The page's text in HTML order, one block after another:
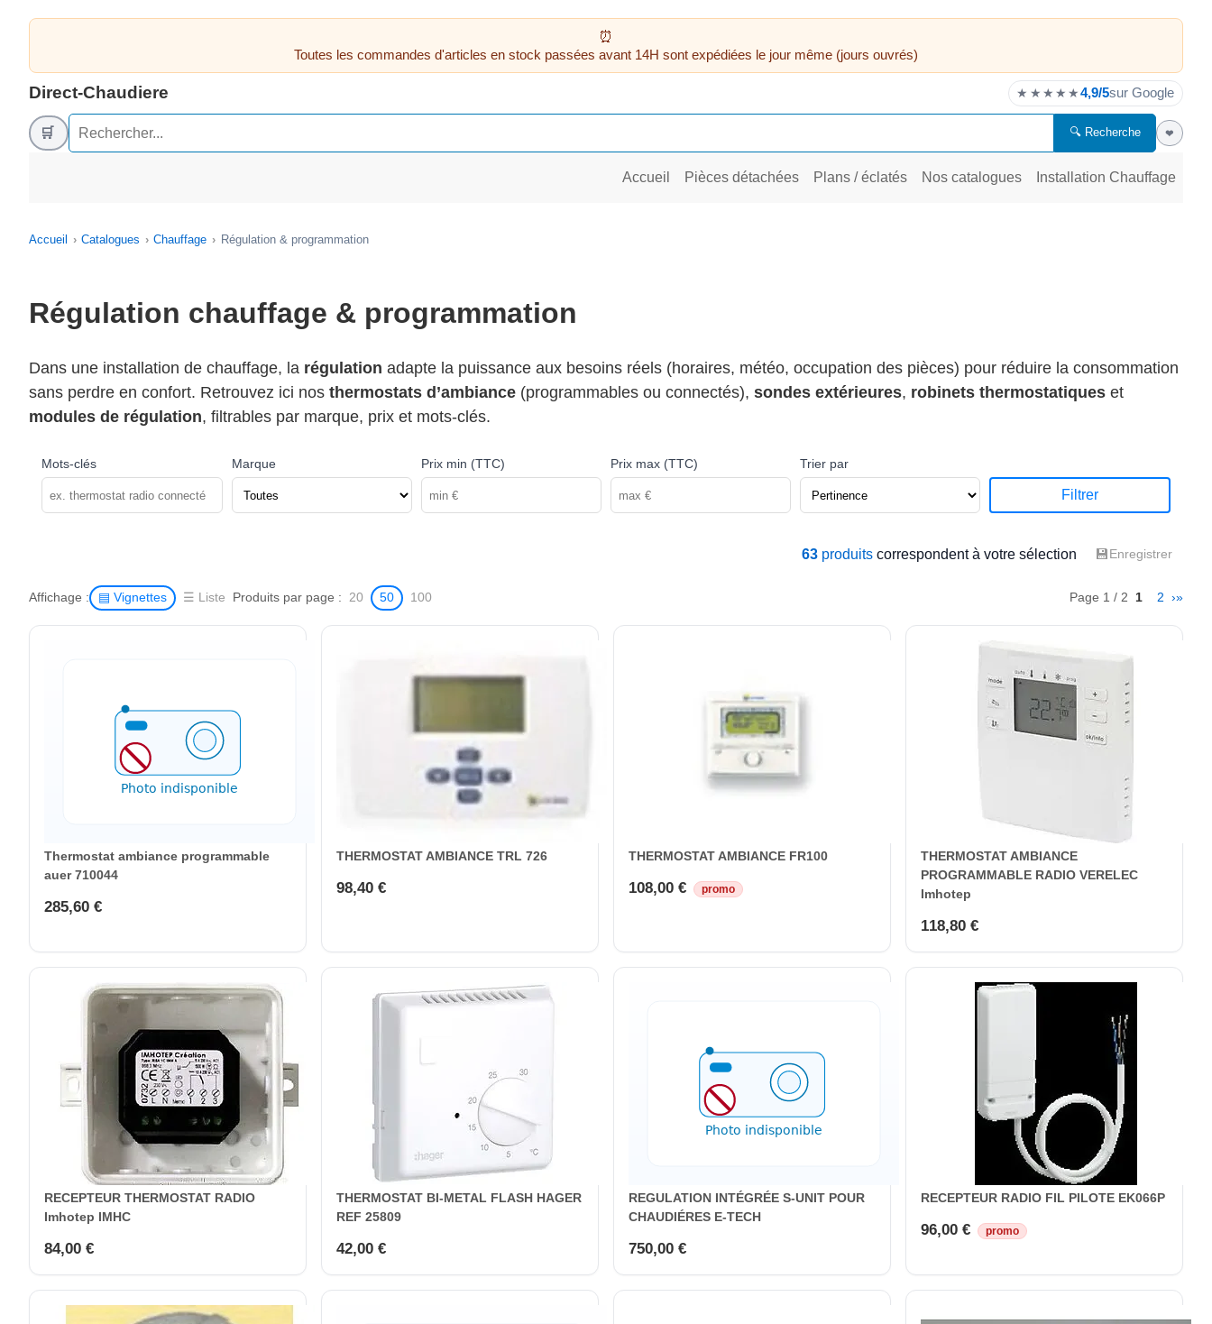
Toutes les commandes d'articles en stock passées avant 14H sont expédiées le jour même (jours ouvrés)
Direct-Chaudiere ★★★★★4,9/5sur Google
🛒 🔍 Recherche ❤
Accueil Pièces détachées Plans / éclatés Nos catalogues Installation Chauffage
Accueil Catalogues Chauffage Régulation & programmation
Régulation chauffage & programmation
Dans une installation de chauffage, la régulation adapte la puissance aux besoins réels (horaires, météo, occupation des pièces) pour réduire la consommation
sans perdre en confort. Retrouvez ici nos thermostats d’ambiance (programmables ou connectés), sondes extérieures, robinets thermostatiques et
modules de régulation, filtrables par marque, prix et mots-clés.
Mots-clés Marque Prix min (TTC) Prix max (TTC) Trier par
Filtrer
63 produits correspondent à votre sélection 💾Enregistrer
Affichage : ▤ Vignettes ☰ Liste Produits par page : 20 50 100 Page 1 / 2 1 2 ›»
Thermostat ambiance programmable
auer 710044
285,60 €
THERMOSTAT AMBIANCE TRL 726
98,40 €
THERMOSTAT AMBIANCE FR100
108,00 € promo
THERMOSTAT AMBIANCE
PROGRAMMABLE RADIO VERELEC
Imhotep
118,80 €
RECEPTEUR THERMOSTAT RADIO
Imhotep IMHC
84,00 €
THERMOSTAT BI-METAL FLASH HAGER
REF 25809
42,00 €
REGULATION INTÉGRÉE S-UNIT POUR
CHAUDIÉRES E-TECH
750,00 €
RECEPTEUR RADIO FIL PILOTE EK066P
96,00 € promo